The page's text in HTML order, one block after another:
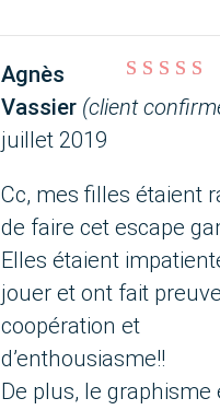
Note sur
Agnès
Vassier (client
juillet 2019
Cc, mes filles étaient
de faire cet escape
Elles étaient
jouer et ont fait
coopération et
d’enthousiasme!!
De plus, le graphisme